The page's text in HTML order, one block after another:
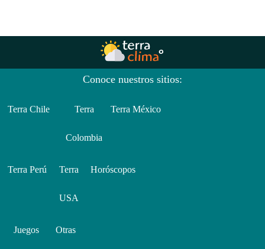
Conoce nuestros sitios:
Terra Chile Terra
Colombia
Terra México
Terra Perú Terra
USA
Horóscopos
Juegos Otras